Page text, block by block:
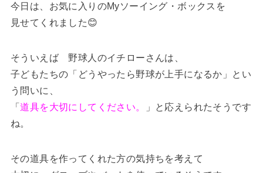
今日は、お気に入りのMyソーイング・ボックスを
見せてくれました😊
そういえば 野球人のイチローさんは、
子どもたちの「どうやったら野球が上手になるか」とい
う問いに、
「道具を大切にしてください。
」と応えられたそうです
ね。
その道具を作ってくれた方の気持ちを考えて